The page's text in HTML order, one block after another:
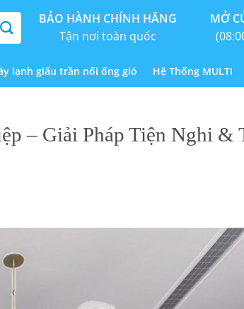
BẢO HÀNH CHÍNH HÃNG
Tận nơi toàn quốc
MỞ
lạnh giấu trần nối ống gió Hệ Thống MULTI
– Giải Pháp Tiện Nghi &